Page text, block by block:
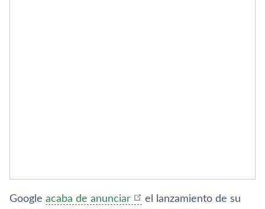
Google acaba de anunciar
el lanzamiento de su